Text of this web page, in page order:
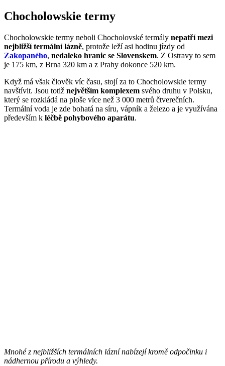
Chocholowskie termy
Chocholowskie termy neboli Chocholovské termály nepatří mezi
nejbližší termální lázně, protože leží asi hodinu jízdy od
Zakopaného, nedaleko hranic se Slovenskem. Z Ostravy to sem
je 175 km, z Brna 320 km a z Prahy dokonce 520 km.
Když má však člověk víc času, stojí za to Chocholowskie termy
navštívit. Jsou totiž největším komplexem svého druhu v Polsku,
který se rozkládá na ploše více než 3 000 metrů čtverečních.
Termální voda je zde bohatá na síru, vápník a železo a je využívána
především k léčbě pohybového aparátu.
Mnohé z nejbližších termálních lázní nabízejí kromě odpočinku i
nádhernou přírodu a výhledy.